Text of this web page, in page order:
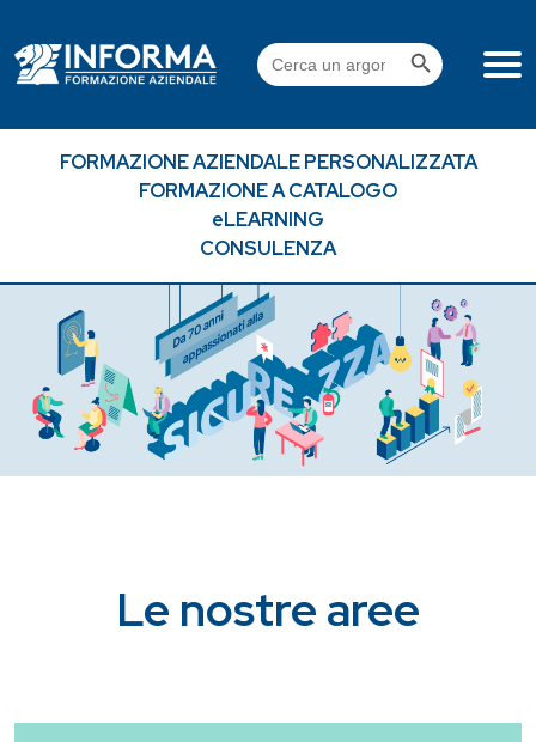
content
Search
for:
Search Button
FORMAZIONE AZIENDALE PERSONALIZZATA
FORMAZIONE A CATALOGO
eLEARNING
CONSULENZA
Le nostre aree